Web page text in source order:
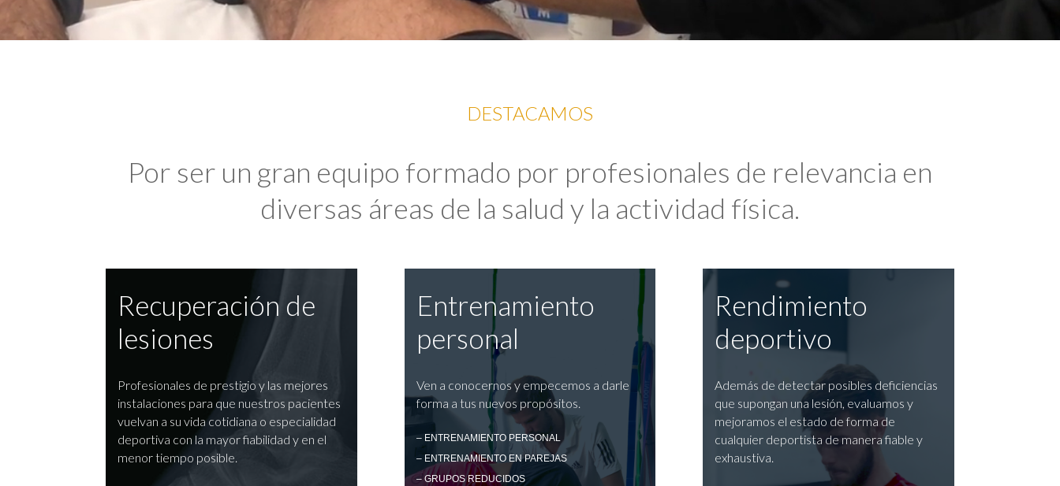
DESTACAMOS
Por ser un gran equipo formado por profesionales de relevancia en
diversas áreas de la salud y la actividad física.
Recuperación de
lesiones
Profesionales de prestigio y las mejores
instalaciones para que nuestros pacientes
vuelvan a su vida cotidiana o especialidad
deportiva con la mayor fiabilidad y en el
menor tiempo posible.
Entrenamiento
personal
Ven a conocernos y empecemos a darle
forma a tus nuevos propósitos.
– ENTRENAMIENTO PERSONAL
– ENTRENAMIENTO EN PAREJAS
– GRUPOS REDUCIDOS
Rendimiento
deportivo
Además de detectar posibles deficiencias
que supongan una lesión, evaluamos y
mejoramos el estado de forma de
cualquier deportista de manera fiable y
exhaustiva.